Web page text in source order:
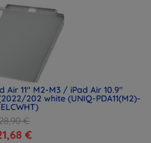
Air 11" M2-M3 / iPad Air 10.9"
202 white (UNIQ-PDA11(M2)-
€
€